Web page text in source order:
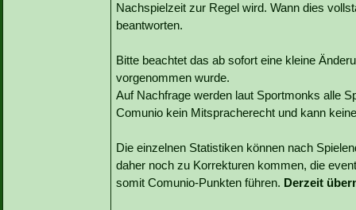
Nachspielzeit zur Regel wird. Wann dies
beantworten.
Bitte beachtet das ab sofort eine kleine
vorgenommen wurde.
Auf Nachfrage werden laut Sportmonks alle
Comunio kein Mitspracherecht und kann
Die einzelnen Statistiken können nach
daher noch zu Korrekturen kommen, die
somit Comunio-Punkten führen. Derzeit